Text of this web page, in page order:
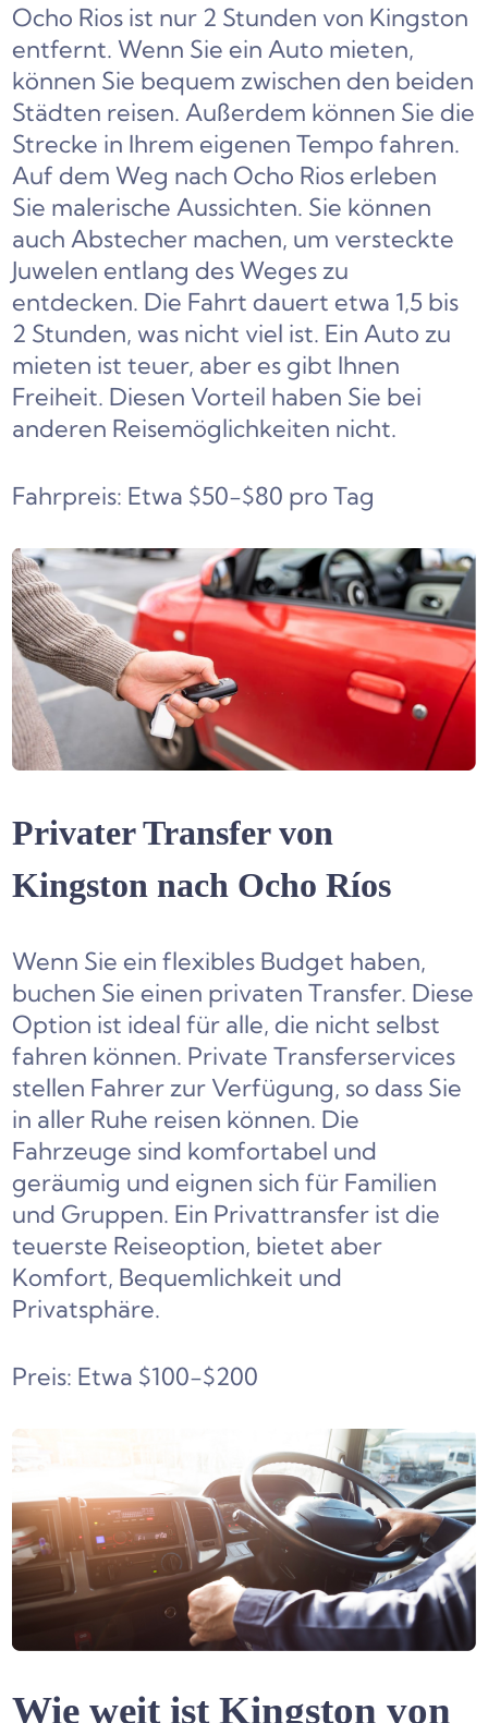
Ocho Rios ist nur 2 Stunden von Kingston
entfernt. Wenn Sie ein Auto mieten,
können Sie bequem zwischen den beiden
Städten reisen. Außerdem können Sie die
Strecke in Ihrem eigenen Tempo fahren.
Auf dem Weg nach Ocho Rios erleben
Sie malerische Aussichten. Sie können
auch Abstecher machen, um versteckte
Juwelen entlang des Weges zu
entdecken. Die Fahrt dauert etwa 1,5 bis
2 Stunden, was nicht viel ist. Ein Auto zu
mieten ist teuer, aber es gibt Ihnen
Freiheit. Diesen Vorteil haben Sie bei
anderen Reisemöglichkeiten nicht.
Fahrpreis: Etwa $50-$80 pro Tag
Privater Transfer von
Kingston nach Ocho Ríos
Wenn Sie ein flexibles Budget haben,
buchen Sie einen privaten Transfer. Diese
Option ist ideal für alle, die nicht selbst
fahren können. Private Transferservices
stellen Fahrer zur Verfügung, so dass Sie
in aller Ruhe reisen können. Die
Fahrzeuge sind komfortabel und
geräumig und eignen sich für Familien
und Gruppen. Ein Privattransfer ist die
teuerste Reiseoption, bietet aber
Komfort, Bequemlichkeit und
Privatsphäre.
Preis: Etwa $100-$200
Wie weit ist Kingston von